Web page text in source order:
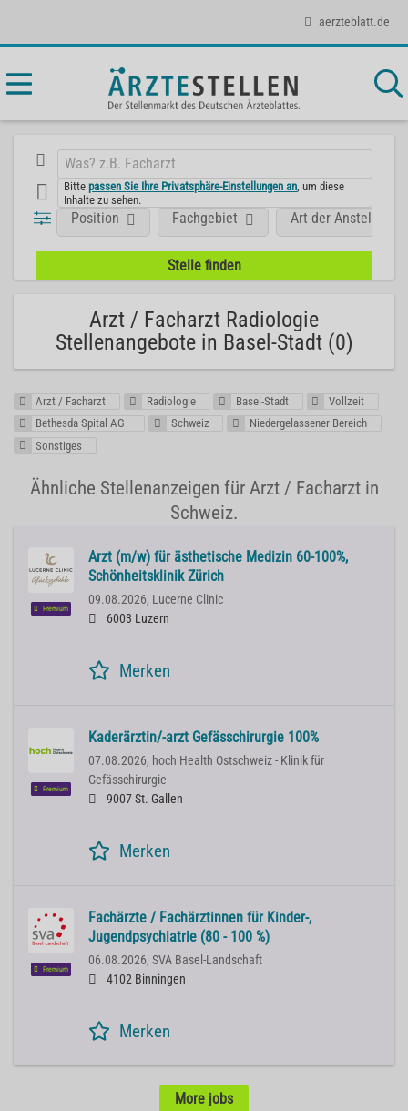
aerzteblatt.de
Bittepassen Sie Ihre Privatsphäre-Einstellungen an , um diese
Inhalte zu sehen.
Position Fachgebiet Art der Anstellung
Arzt / Facharzt Radiologie
Stellenangebote in Basel-Stadt (0)
Arzt / Facharzt Radiologie Basel-Stadt
Vollzeit
Bethesda Spital AG
Schweiz
Niedergelassener Bereich
Sonstiges
Ähnliche Stellenanzeigen für Arzt / Facharzt in
Schweiz.
Premium
Arzt (m/w) für ästhetische Medizin 60-100%,
Schönheitsklinik Zürich
09.08.2026, Lucerne Clinic
6003 Luzern
Merken
Premium
Kaderärztin/-arzt Gefässchirurgie 100%
07.08.2026, hoch Health Ostschweiz - Klinik für
Gefässchirurgie
9007 St. Gallen
Merken
Premium
Fachärzte / Fachärztinnen für Kinder-,
Jugendpsychiatrie (80 - 100 %)
06.08.2026, SVA Basel-Landschaft
4102 Binningen
Merken
More jobs